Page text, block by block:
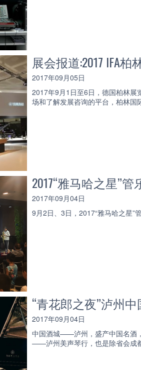
展会报道:2017 IFA
2017年09月05日
2017年9月1日至6日，德国柏林展
场和了解发展咨询的平台，柏林
2017“雅马哈之星”
2017年09月04日
9月2日、3日，2017“雅马哈之星”
“青花郎之夜”泸州
2017年09月04日
中国酒城——泸州，盛产中国名酒
——泸州美声琴行，也是除省会成